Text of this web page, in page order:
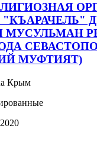
МУСУЛЬМАН
МУФТИЯТ)
Крым